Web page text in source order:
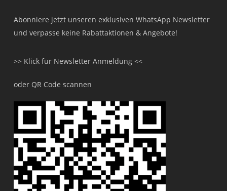
Abonniere jetzt unseren exklusiven WhatsApp Newsletter
und verpasse keine Rabattaktionen & Angebote!
>> Klick für Newsletter Anmeldung <<
oder QR Code scannen